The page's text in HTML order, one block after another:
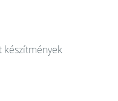
készítmények